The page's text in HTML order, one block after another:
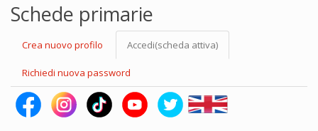
Schede primarie
Crea nuovo profilo Accedi(scheda attiva)
Richiedi nuova password